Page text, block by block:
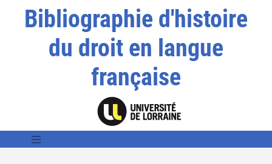
Bibliographie d'histoire
du droit en langue
française